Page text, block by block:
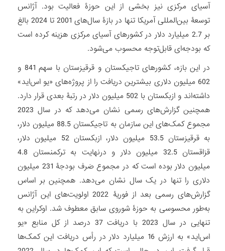
آسیای مرکزی نیز بخشی از این حوزۀ فعالیت بود. آژانس
توسعۀ بین‌المللی آمریکا تنها در بازۀ سال‌های 2001 تا 2024 بالغ
بر 2.7 میلیارد دلار در کشورهای آسیای مرکزی هزینه کرده است
که بودجه‌ای قابل‌توجه محسوب می‌شود.
در این بازه، کشورهای تاجیکستان و قرقیزستان با سهم 841 و
602 میلیون دلاری بیشترین دریافت را از پروژه‌های «یو اس‌اید»
داشته‌اند و ازبکستان با 502 میلیون دلار در رتبۀ بعدی قرار دارد.
همچنین گزارش‌های رسمی نشان می‌دهد که در سال 2023
مجموع کمک‌های این سازمان به تاجیکستان 88.5 میلیون دلار،
به قرقیزستان 53.5 میلیون دلار، ازبکستان 52 میلیون دلار،
قزاقستان 32.5 میلیون دلار و درنهایت به ترکمنستان 4.8
میلیون دلار بوده است که در مجموع صَرف بودجۀ 231 میلیون
دلاری را تنها در یک سال نشان می‌دهد. همچنین بر اساس
گزارش‌های رسمی بعد از فوریۀ 2022 اولویت‌های این آژانس
به‌طور محسوسی به حوزۀ شوروی سابق معطوف شد. اوکراین به
تنهایی در سال 2023 با دریافت 37 درصد از کل منابع «یو
اس‌اید» به ارزش 16 میلیارد دلار در رأس دریافت این کمک‌ها